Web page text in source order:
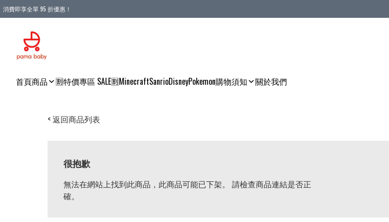
消費即享全單 95 折優惠！
首頁商品 🈹特價專區 SALE🈹MinecraftSanrioDisneyPokemon購物須知 關於我們
< 返回商品列表
很抱歉
無法在網站上找到此商品，此商品可能已下架。 請檢查商品連結是否正
確。